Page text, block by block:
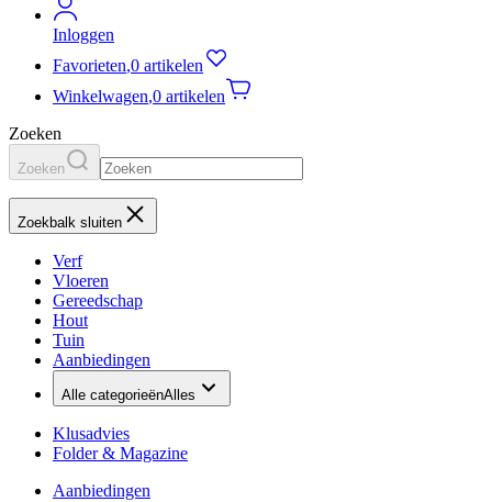
Inloggen
Favorieten,0 artikelen
Winkelwagen,0 artikelen
Zoeken
Zoeken
Zoekbalk sluiten
Verf
Vloeren
Gereedschap
Hout
Tuin
Aanbiedingen
Alle categorieënAlles
Klusadvies
Folder & Magazine
Aanbiedingen